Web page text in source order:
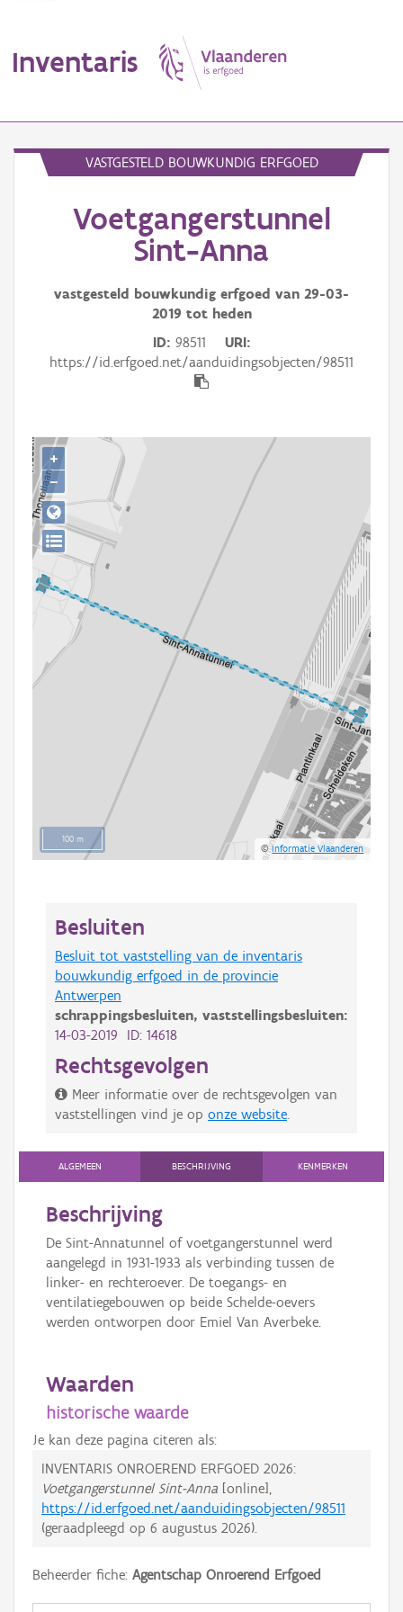
Inventaris
Erfgoedobject
Waarneming
Gebeurtenis
Downloads
Hergebruik
Aanmelden
VASTGESTELD BOUWKUNDIG ERFGOED
Voetgangerstunnel
Sint-Anna
vastgesteld bouwkundig erfgoed van 29-03-
2019 tot heden
ID 98511
URI
https://id.erfgoed.net/aanduidingsobjecten/98511
100 m
©Informatie Vlaanderen
+
−
Besluiten
Besluit tot vaststelling van de inventaris
bouwkundig erfgoed in de provincie
Antwerpen
schrappingsbesluiten, vaststellingsbesluiten:
14-03-2019 ID: 14618
Rechtsgevolgen
Meer informatie over de rechtsgevolgen van
vaststellingen vind je op onze website
ALGEMEEN BESCHRIJVING KENMERKEN
Beschrijving
De Sint-Annatunnel of voetgangerstunnel werd
aangelegd in 1931-1933 als verbinding tussen de
linker- en rechteroever. De toegangs- en
ventilatiegebouwen op beide Schelde-oevers
werden ontworpen door Emiel Van Averbeke.
Waarden
historische waarde
Je kan deze pagina citeren als:
INVENTARIS ONROEREND ERFGOED 2026:
Voetgangerstunnel Sint-Anna [online],
https://id.erfgoed.net/aanduidingsobjecten/98511
(geraadpleegd op 6 augustus 2026).
Beheerder fiche: Agentschap Onroerend Erfgoed